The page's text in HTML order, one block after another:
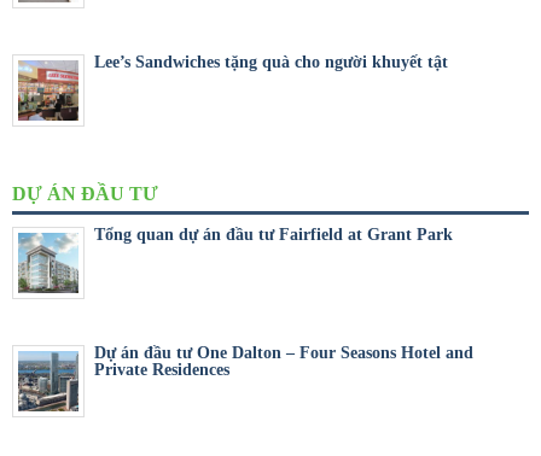
Lee’s Sandwiches tặng quà cho người khuyết tật
DỰ ÁN ĐẦU TƯ
Tổng quan dự án đầu tư Fairfield at Grant Park
Dự án đầu tư One Dalton – Four Seasons Hotel and
Private Residences